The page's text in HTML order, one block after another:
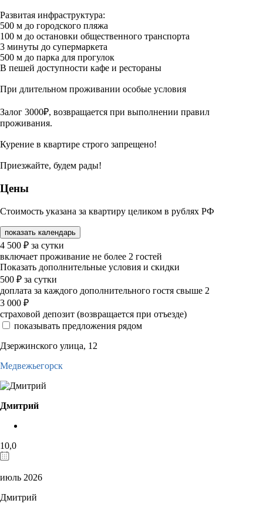
Развитая инфраструктура:
500 м до городского пляжа
100 м до остановки общественного транспорта
3 минуты до супермаркета
500 м до парка для прогулок
В пешей доступности кафе и рестораны
При длительном проживании особые условия
Залог 3000₽, возвращается при выполнении правил
проживания.
Курение в квартире строго запрещено!
Приезжайте, будем рады!
Цены
Стоимость указана за квартиру целиком в рублях РФ
показать календарь
4 500 ₽ за сутки
включает проживание не более 2 гостей
Показать дополнительные условия и скидки
500 ₽ за сутки
доплата за каждого дополнительного гостя свыше 2
3 000 ₽
страховой депозит (возвращается при отъезде)
показывать предложения рядом
Дзержинского улица, 12
Медвежьегорск
Дмитрий
10,0
июль 2026
Дмитрий